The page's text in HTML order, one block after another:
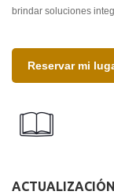
brindar soluciones
Reservar mi